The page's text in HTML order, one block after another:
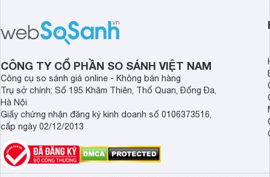
nhắc cho các gia
bán hiện đã giảm
CÔNG TY CỔ PHẦN SO SÁNH VIỆT NAM
Công cụ so sánh giá online - Không bán hàng
Trụ sở chính: Số 195 Khâm Thiên, Thổ Quan, Đống Đa,
Hà Nội
Giấy chứng nhận đăng ký kinh doanh số 0106373516,
cấp ngày 02/12/2013